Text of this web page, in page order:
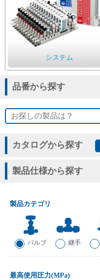
説明会・講習会
ログイン
会社情報
採用情報
languageLanguage：
お問い合わせ
システム
品番から探す
カタログから探す
製品仕様から探す
製品カテゴリ
バルブ 継手
最高使用圧力(MPa)